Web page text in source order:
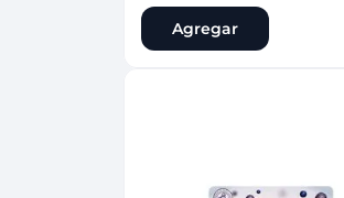
Agregar